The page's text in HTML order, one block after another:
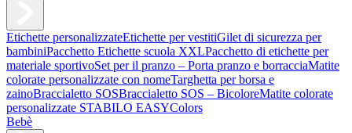
Etichette personalizzateEtichette per vestitiGilet di sicurezza per
bambiniPacchetto Etichette scuola XXLPacchetto di etichette per
materiale sportivoSet per il pranzo – Porta pranzo e borracciaMatite
colorate personalizzate con nomeTarghetta per borsa e
zainoBraccialetto SOSBraccialetto SOS – BicoloreMatite colorate
personalizzate STABILO EASYColors
Bebè